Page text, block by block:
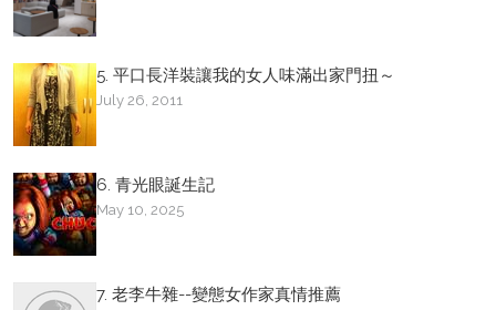
5. 平口長洋裝讓我的女人味滿出家門扭～
July 26, 2011
6. 青光眼誕生記
May 10, 2025
7. 老李牛雜--變態女作家真情推薦